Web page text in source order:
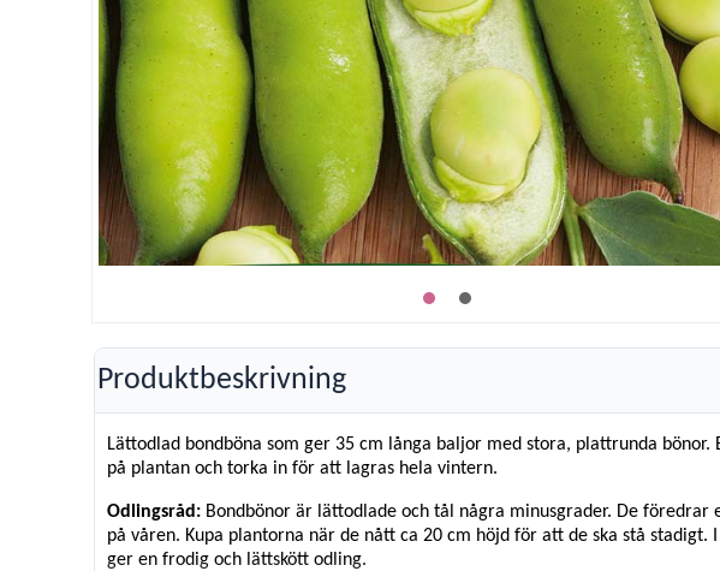
Produktbeskrivning
Lättodlad bondböna som ger 35 cm långa baljor med stora, plattrunda
på plantan och torka in för att lagras hela vintern.
Odlingsråd: Bondbönor är lättodlade och tål några minusgrader. De
på våren. Kupa plantorna när de nått ca 20 cm höjd för att de ska stå
ger en frodig och lättskött odling.